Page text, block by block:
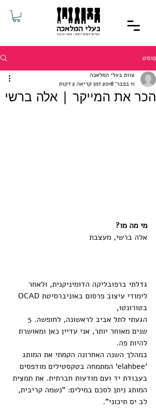
פוסט
הכר את המייקר | אלה ברשי
צוות בעלי המלאכה
11 בפבר׳ 2018
זמן קריאה 2 דקות
מי מה מו?
אלה ברשי, מעצבת
גדלתי ברפובליקה הדומיניקנית, ולאחר
בטורונטו,
שנים מאוחר יותר, אני עדיין כאן ומאושרת
להיות פה.
במהלך השנה האחרונה הקמתי את המותג
'elahbee‘ המתמחה בטקסטילים מודפסים
בעבודת יד ועם מודעות חברתית. את תמצית
המותג ניתן לסכם במילים: "נשמה קריבית,
לב ים תיכוני".